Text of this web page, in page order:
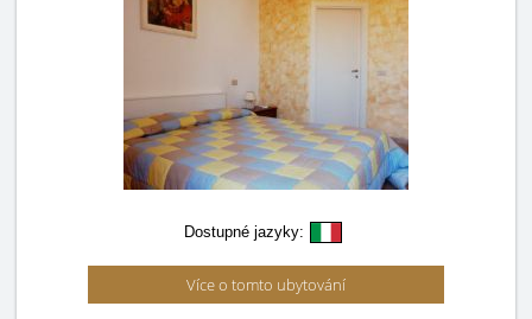
Dostupné jazyky:
Více o tomto ubytování